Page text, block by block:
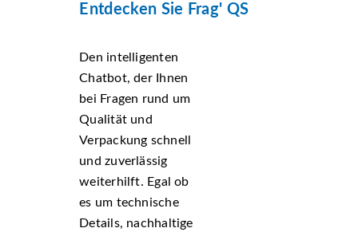
Entdecken Sie Frag' QS
Den intelligenten
Chatbot, der Ihnen
bei Fragen rund um
Qualität und
Verpackung schnell
und zuverlässig
weiterhilft. Egal ob
es um technische
Details, nachhaltige